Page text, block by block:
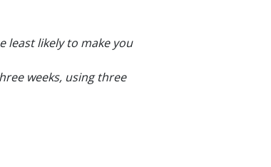
least likely to make you
weeks, using three